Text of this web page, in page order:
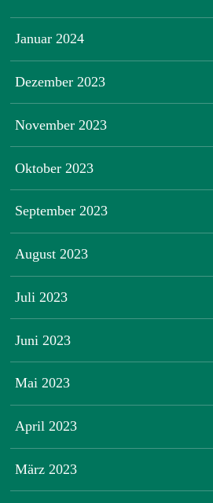
Januar 2024
Dezember 2023
November 2023
Oktober 2023
September 2023
August 2023
Juli 2023
Juni 2023
Mai 2023
April 2023
März 2023